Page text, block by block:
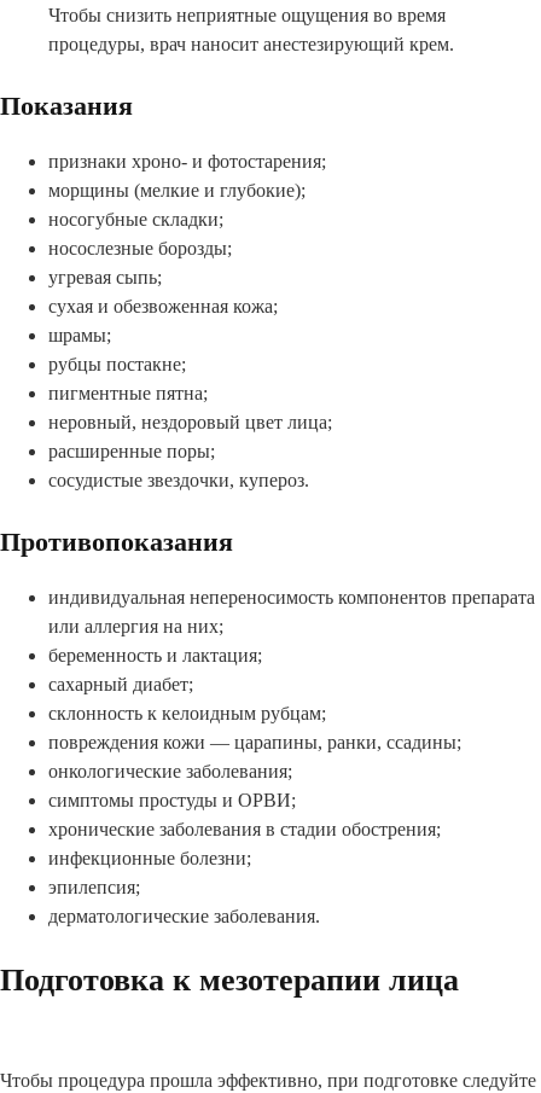
Чтобы снизить неприятные ощущения во время
процедуры, врач наносит анестезирующий крем.
Показания
признаки хроно- и фотостарения;
морщины (мелкие и глубокие);
носогубные складки;
носослезные борозды;
угревая сыпь;
сухая и обезвоженная кожа;
шрамы;
рубцы постакне;
пигментные пятна;
неровный, нездоровый цвет лица;
расширенные поры;
сосудистые звездочки, купероз.
Противопоказания
индивидуальная непереносимость компонентов препарата
или аллергия на них;
беременность и лактация;
сахарный диабет;
склонность к келоидным рубцам;
повреждения кожи — царапины, ранки, ссадины;
онкологические заболевания;
симптомы простуды и ОРВИ;
хронические заболевания в стадии обострения;
инфекционные болезни;
эпилепсия;
дерматологические заболевания.
Подготовка к мезотерапии лица
Чтобы процедура прошла эффективно, при подготовке следуйте